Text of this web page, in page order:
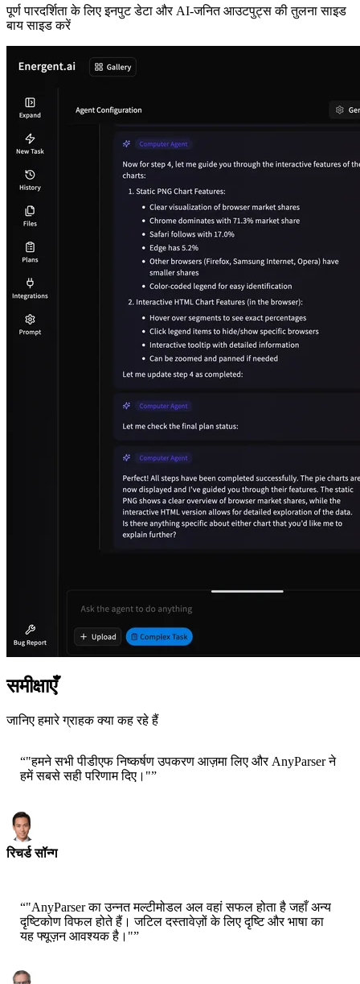
पूर्ण पारदर्शिता के लिए इनपुट डेटा और AI-जनित आउटपुट्स की तुलना साइड
बाय साइड करें
समीक्षाएँ
जानिए हमारे ग्राहक क्या कह रहे हैं
“"हमने सभी पीडीएफ निष्कर्षण उपकरण आज़मा लिए और AnyParser ने
हमें सबसे सही परिणाम दिए।"”
रिचर्ड सॉन्ग
“"AnyParser का उन्नत मल्टीमोडल अल वहां सफल होता है जहाँ अन्य
दृष्टिकोण विफल होते हैं। जटिल दस्तावेज़ों के लिए दृष्टि और भाषा का
यह फ्यूज़न आवश्यक है।"”